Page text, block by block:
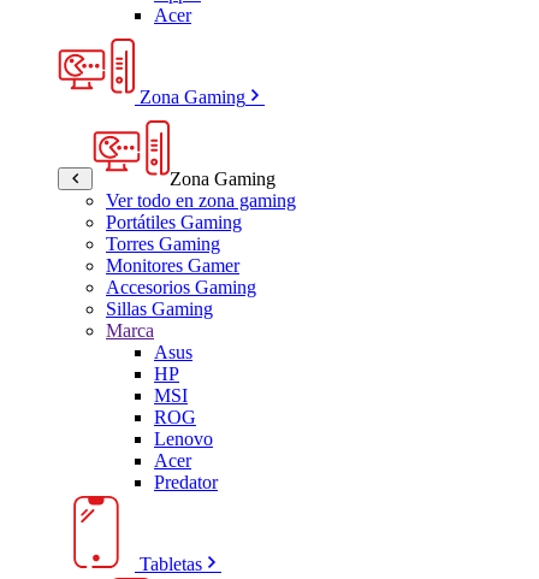
Acer
Zona Gaming
Zona Gaming
Ver todo en zona gaming
Portátiles Gaming
Torres Gaming
Monitores Gamer
Accesorios Gaming
Sillas Gaming
Marca
Asus
HP
MSI
ROG
Lenovo
Acer
Predator
Tabletas